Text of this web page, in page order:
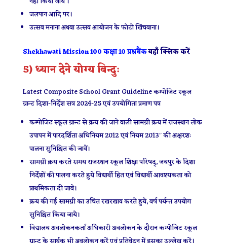
जलपान आदि पर।
उत्सव मनाना अथवा उत्सव आयोजन के फोटो खिंचवाना।
Shekhawati Mission 100 कक्षा 10 प्रश्नबैंकयहाँ क्लिक करें
5) ध्यान देने योग्य बिन्दुः
Latest Composite School Grant Guideline कम्पोजिट स्कूल
ग्रान्ट दिशा-निर्देश सत्र 2024-25 एवं उपयोगिता प्रमाण पत्र
कम्पोजिट स्कूल ग्रान्ट से क्रय की जाने वाली सामग्री क्रय में राजस्थान लोक
उपापन में पारदर्शिता अधिनियम 2012 एवं नियम 2013″ की अक्षरशः
पालना सुनिश्चित की जावें।
सामग्री क्रय करते समय राजस्थान स्कूल शिक्षा परिषद्, जयपुर के दिशा
निर्देशों की पालना करते हुये विद्यार्थी हित एवं विद्यार्थी आवश्यकता को
प्राथमिकता दी जावे।
क्रय की गई सामग्री का उचित रखरखाव करते हुये, वर्ष पर्यन्त उपयोग
सुनिश्चित किया जाये।
विद्यालय अवलोकनकर्ता अधिकारी अवलोकन के दौरान कम्पोजिट स्कूल